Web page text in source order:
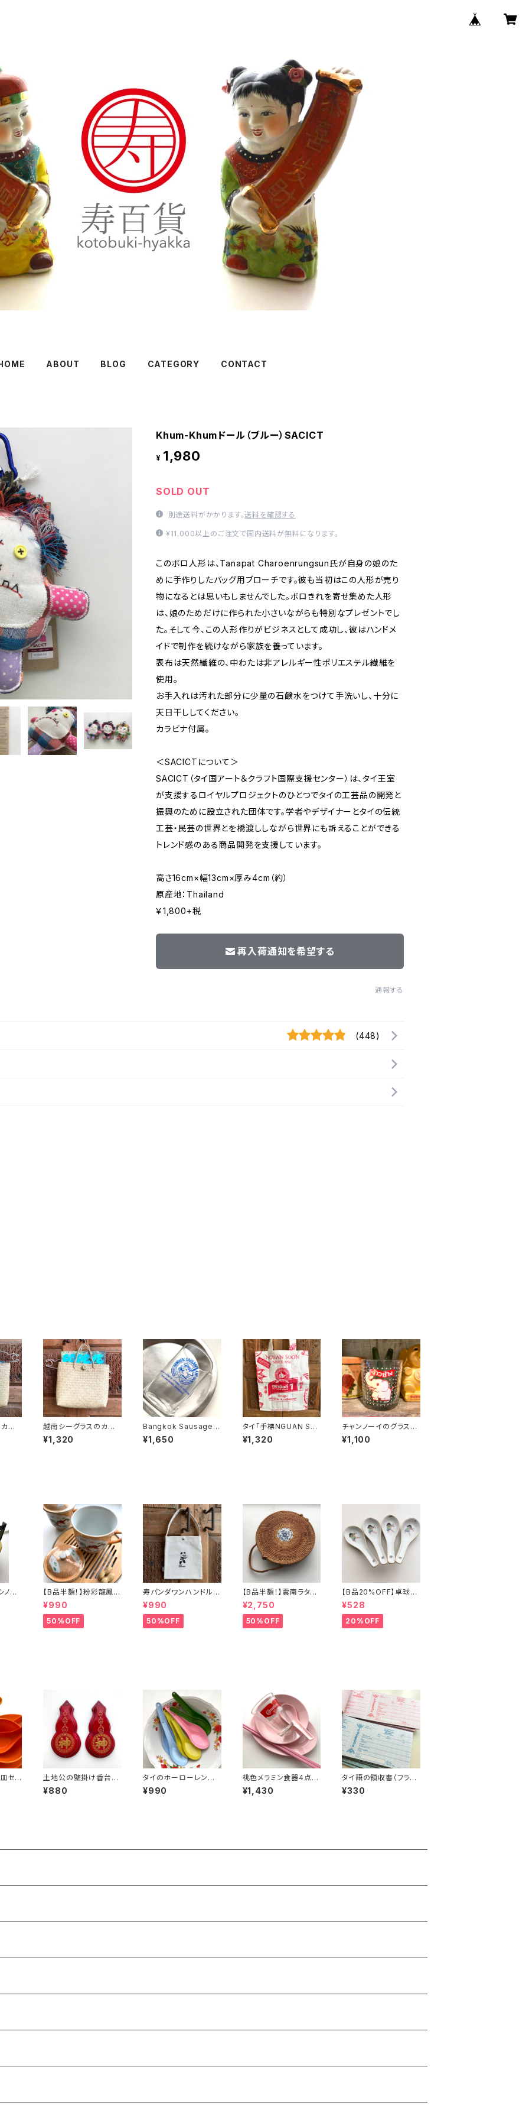
ABOUT BLOG CATEGORY CONTACT
Khum-Khumドール（ブルー）SACICT
¥ 1,980
SOLD OUT
別途送料がかかります。送料を確認する
¥11,000以上のご注文で国内送料が無料になります。
このボロ人形は、Tanapat Charoenrungsun氏が自身の娘のた
めに手作りしたバッグ用ブローチです。彼も当初はこの人形が売り
物になるとは思いもしませんでした。ボロきれを寄せ集めた人形
は、娘のためだけに作られた小さいながらも特別なプレゼントでし
た。そして今、この人形作りがビジネスとして成功し、彼はハンドメ
イドで制作を続けながら家族を養っています。
表布は天然繊維の、中わたは非アレルギー性ポリエステル繊維を
使用。
お手入れは汚れた部分に少量の石鹸水をつけて手洗いし、十分に
天日干ししてください。
カラビナ付属。
＜SACICTについて＞
SACICT（タイ国アート＆クラフト国際支援センター）は、タイ王室
が支援するロイヤルプロジェクトのひとつでタイの工芸品の開発と
振興のために設立された団体です。学者やデザイナーとタイの伝統
工芸・民芸の世界とを橋渡ししながら世界にも訴えることができる
トレンド感のある商品開発を支援しています。
高さ16cm×幅13cm×厚み4cm（約）
原産地：Thailand
￥1,800+税
再入荷通知を希望する
通報する
(448)
ゴ
越南シーグラスのカゴ
バッグS
¥1,320
Bangkok Sausageの
グラス（80〜90年代タ
イ制造）
¥1,650
タイ「手標NGUAN SO
ON」エコバッグ
¥1,320
チャンノーイのグラス（8
0〜90年代タイ制造）
¥1,100
ノワ
【B品半額！】粉彩龍鳳図
蓋碗（80年代景徳鎮デ
ッドストック）
¥990
50%OFF
寿パンダワンハンドルバ
ッグ
¥990
50%OFF
【B品半額！】雲南ラタン
カゴバッグ
¥2,750
50%OFF
【B品20%OFF】卓球少
年レンゲ
¥528
20%OFF
セッ
土地公の壁掛け香台
「神」
¥880
タイのホーローレンゲ
セット（ペールカラー）
¥990
桃色メラミン食器4点セ
ット
¥1,430
タイ語の領収書（フラミ
ンゴNo.2）
¥330